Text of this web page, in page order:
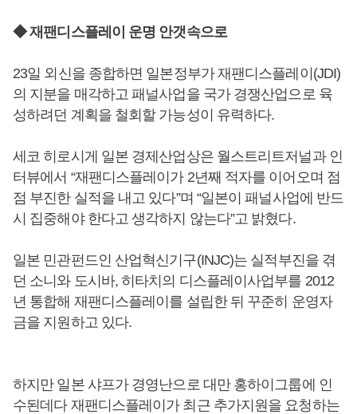
◆ 재팬디스플레이 운명 안갯속으로
23일 외신을 종합하면 일본정부가 재팬디스플레이(JDI)
의 지분을 매각하고 패널사업을 국가 경쟁산업으로 육
성하려던 계획을 철회할 가능성이 유력하다.
세코 히로시게 일본 경제산업상은 월스트리트저널과 인
터뷰에서 “재팬디스플레이가 2년째 적자를 이어오며 점
점 부진한 실적을 내고 있다”며 “일본이 패널사업에 반드
시 집중해야 한다고 생각하지 않는다”고 밝혔다.
일본 민관펀드인 산업혁신기구(INJC)는 실적부진을 겪
던 소니와 도시바, 히타치의 디스플레이사업부를 2012
년 통합해 재팬디스플레이를 설립한 뒤 꾸준히 운영자
금을 지원하고 있다.
하지만 일본 샤프가 경영난으로 대만 홍하이그룹에 인
수된데다 재팬디스플레이가 최근 추가지원을 요청하는